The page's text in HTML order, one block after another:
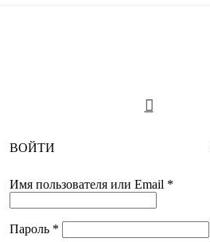
ВОЙТИ
Имя пользователя или Email *
Пароль *